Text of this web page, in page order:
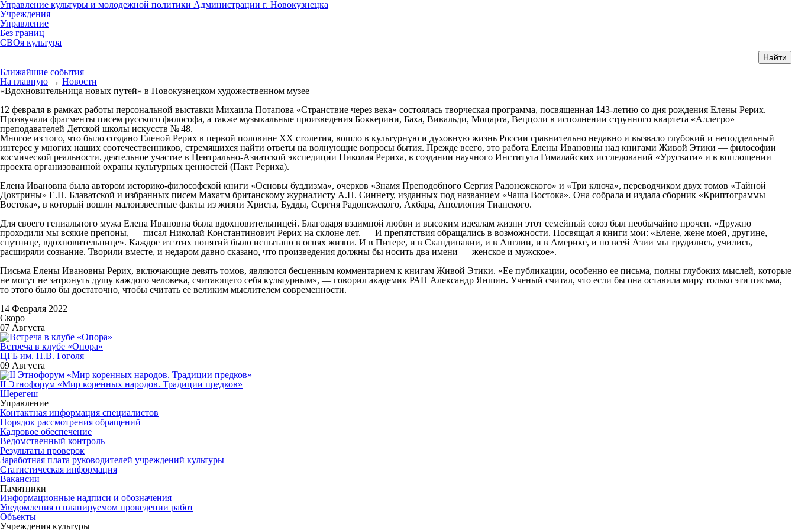
Управление культуры и молодежной политики Администрации г. Новокузнецка
Учреждения
Управление
Без границ
СВОя культура
Ближайшие события
На главную → Новости
«Вдохновительница новых путей» в Новокузнецком художественном музее
12 февраля в рамках работы персональной выставки Михаила Потапова «Странствие через века» состоялась творческая программа, посвященная 143-летию со дня рождения Елены Рерих.
Прозвучали фрагменты писем русского философа, а также музыкальные произведения Боккерини, Баха, Вивальди, Моцарта, Веццоли в исполнении струнного квартета «Аллегро»
преподавателей Детской школы искусств № 48.
Многое из того, что было создано Еленой Рерих в первой половине ХХ столетия, вошло в культурную и духовную жизнь России сравнительно недавно и вызвало глубокий и неподдельный
интерес у многих наших соотечественников, стремящихся найти ответы на волнующие вопросы бытия. Прежде всего, это работа Елены Ивановны над книгами Живой Этики — философии
космической реальности, деятельное участие в Центрально-Азиатской экспедиции Николая Рериха, в создании научного Института Гималайских исследований «Урусвати» и в воплощении
проекта организованной охраны культурных ценностей (Пакт Рериха).
Елена Ивановна была автором историко-философской книги «Основы буддизма», очерков «Знамя Преподобного Сергия Радонежского» и «Три ключа», переводчиком двух томов «Тайной
Доктрины» Е.П. Блаватской и избранных писем Махатм британскому журналисту А.П. Синнету, изданных под названием «Чаша Востока». Она собрала и издала сборник «Криптограммы
Востока», в который вошли малоизвестные факты из жизни Христа, Будды, Сергия Радонежского, Акбара, Аполлония Тианского.
Для своего гениального мужа Елена Ивановна была вдохновительницей. Благодаря взаимной любви и высоким идеалам жизни этот семейный союз был необычайно прочен. «Дружно
проходили мы всякие препоны, — писал Николай Константинович Рерих на склоне лет. — И препятствия обращались в возможности. Посвящал я книги мои: «Елене, жене моей, другине,
спутнице, вдохновительнице». Каждое из этих понятий было испытано в огнях жизни. И в Питере, и в Скандинавии, и в Англии, и в Америке, и по всей Азии мы трудились, учились,
расширяли сознание. Творили вместе, и недаром давно сказано, что произведения должны бы носить два имени — женское и мужское».
Письма Елены Ивановны Рерих, включающие девять томов, являются бесценным комментарием к книгам Живой Этики. «Ее публикации, особенно ее письма, полны глубоких мыслей, которые
не могут не затронуть душу каждого человека, считающего себя культурным», — говорил академик РАН Александр Яншин. Ученый считал, что если бы она оставила миру только эти письма,
то этого было бы достаточно, чтобы считать ее великим мыслителем современности.
14 Февраля 2022
Скоро
07 Августа
Встреча в клубе «Опора»
ЦГБ им. Н.В. Гоголя
09 Августа
II Этнофорум «Мир коренных народов. Традиции предков»
Шерегеш
Управление
Контактная информация специалистов
Порядок рассмотрения обращений
Кадровое обеспечение
Ведомственный контроль
Результаты проверок
Заработная плата руководителей учреждений культуры
Статистическая информация
Вакансии
Памятники
Информационные надписи и обозначения
Уведомления о планируемом проведении работ
Объекты
Учреждения культуры